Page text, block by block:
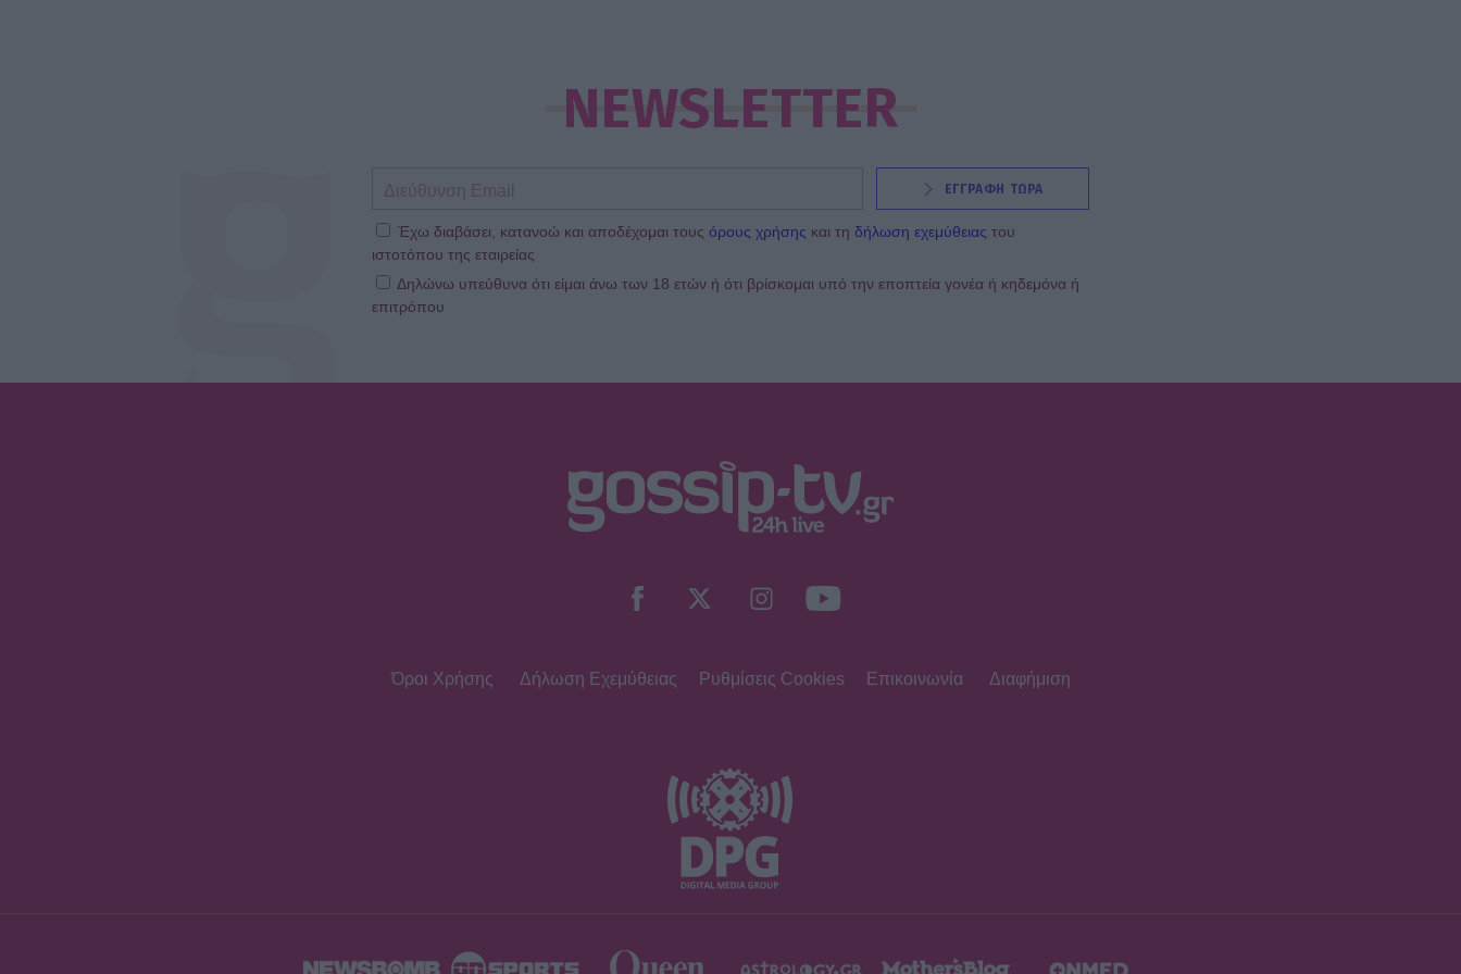
MEDIA
ΣΚΑΪ: Ανακοίνωσε την
συνεργασίας με τον
Γρηγόρη Δημητριάδη
«Με ζύγισες ρε φίλε» - H
SHOWBIZ
Η Ρούλα Κορομηλά
NEWSLETTER
ΕΓΓΡΑΦΗ ΤΩΡΑ
Έχω διαβάσει, κατανοώ και αποδέχομαι τους όρους χρήσης και τη δήλωση εχεμύθειας του
ιστοτόπου της εταιρείας
Δηλώνω υπεύθυνα ότι είμαι άνω των 18 ετών ή ότι βρίσκομαι υπό την εποπτεία γονέα ή κηδεμόνα ή
επιτρόπου
Όροι Χρήσης Δήλωση Εχεμύθειας Ρυθμίσεις Cookies Επικοινωνία Διαφήμιση